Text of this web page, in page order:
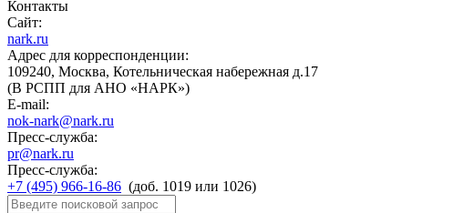
Контакты
Сайт:
nark.ru
Адрес для корреспонденции:
109240, Москва, Котельническая набережная д.17
(В РСПП для АНО «НАРК»)
E-mail:
nok-nark@nark.ru
Пресс-служба:
pr@nark.ru
Пресс-служба:
+7 (495) 966-16-86 (доб. 1019 или 1026)